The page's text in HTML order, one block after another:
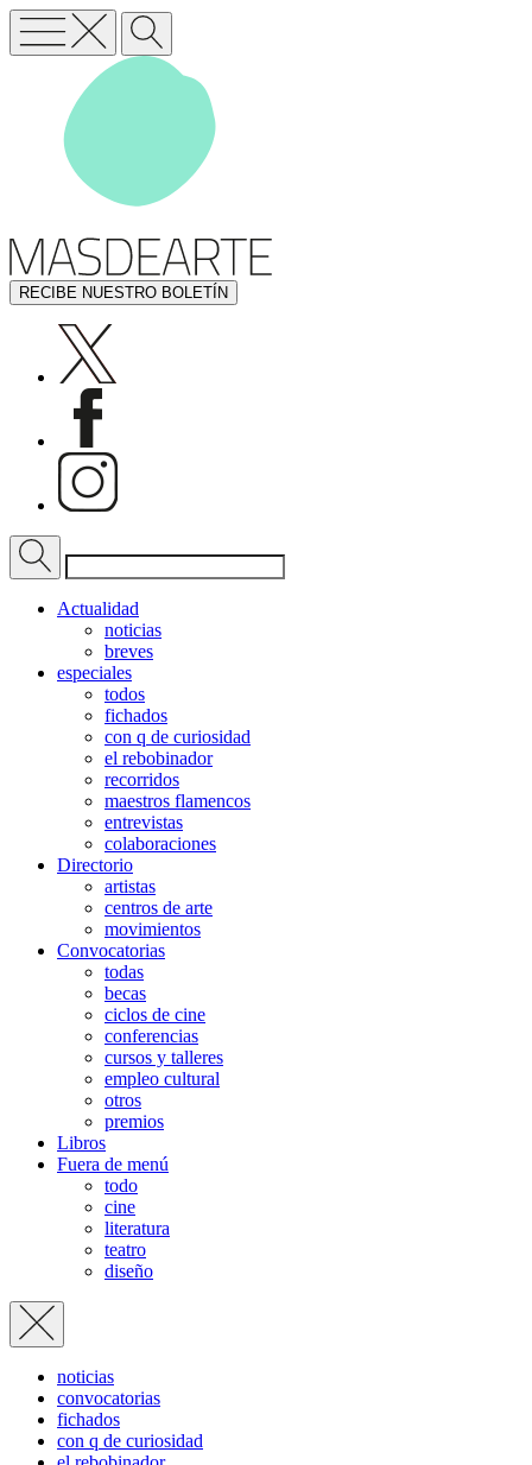
RECIBE NUESTRO BOLETÍN
Actualidad
noticias
breves
especiales
todos
fichados
con q de curiosidad
el rebobinador
recorridos
maestros flamencos
entrevistas
colaboraciones
Directorio
artistas
centros de arte
movimientos
Convocatorias
todas
becas
ciclos de cine
conferencias
cursos y talleres
empleo cultural
otros
premios
Libros
Fuera de menú
todo
cine
literatura
teatro
diseño
noticias
convocatorias
fichados
con q de curiosidad